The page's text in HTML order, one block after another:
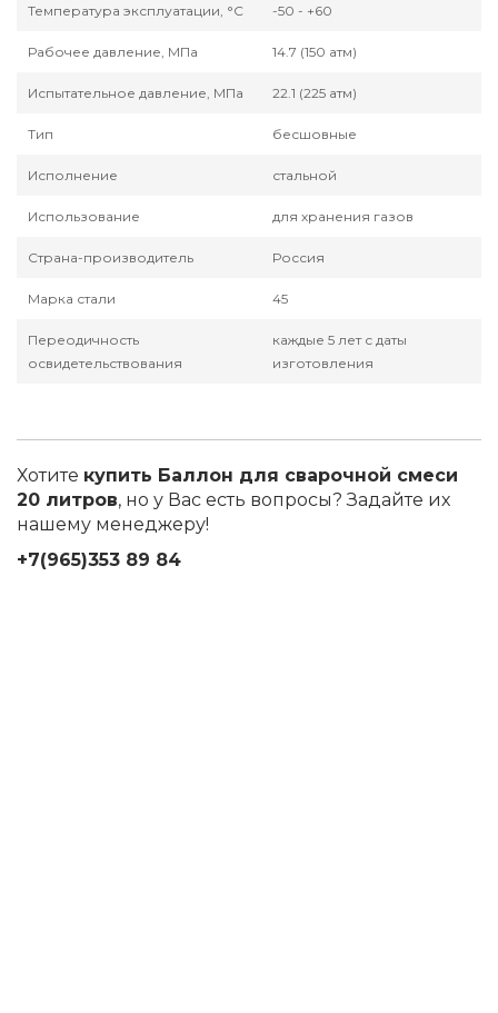
Температура эксплуатации, °С -50 - +60
Рабочее давление, МПа 14.7 (150 атм)
Испытательное давление, МПа 22.1 (225 атм)
Тип бесшовные
Исполнение стальной
Использование для хранения газов
Страна-производитель Россия
Марка стали 45
Переодичность
освидетельствования
каждые 5 лет с даты
изготовления
Хотите купить Баллон для сварочной смеси
20 литров, но у Вас есть вопросы? Задайте их
нашему менеджеру!
+7(965)353 89 84